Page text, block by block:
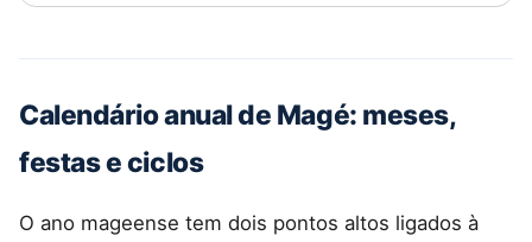
Calendário anual de Magé: meses,
festas e ciclos
O ano mageense tem dois pontos altos ligados à